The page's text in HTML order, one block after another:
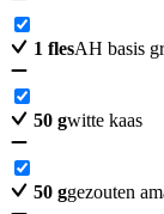
1 flesAH basis
50 gwitte kaas
50 ggezouten